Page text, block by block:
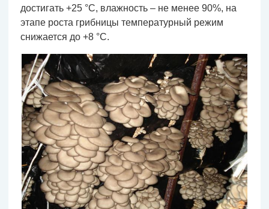
достигать +25 °С, влажность – не менее 90%, на
этапе роста грибницы температурный режим
снижается до +8 °С.